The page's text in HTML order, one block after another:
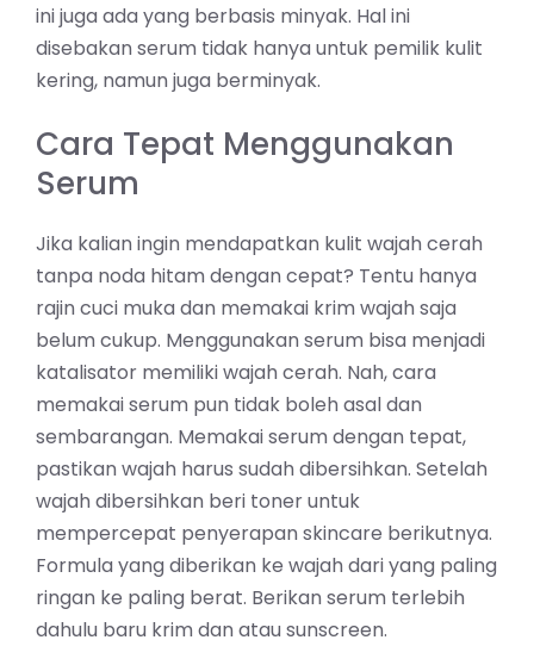
ini juga ada yang berbasis minyak. Hal ini
disebakan serum tidak hanya untuk pemilik kulit
kering, namun juga berminyak.
Cara Tepat Menggunakan
Serum
Jika kalian ingin mendapatkan kulit wajah cerah
tanpa noda hitam dengan cepat? Tentu hanya
rajin cuci muka dan memakai krim wajah saja
belum cukup. Menggunakan serum bisa menjadi
katalisator memiliki wajah cerah. Nah, cara
memakai serum pun tidak boleh asal dan
sembarangan. Memakai serum dengan tepat,
pastikan wajah harus sudah dibersihkan. Setelah
wajah dibersihkan beri toner untuk
mempercepat penyerapan skincare berikutnya.
Formula yang diberikan ke wajah dari yang paling
ringan ke paling berat. Berikan serum terlebih
dahulu baru krim dan atau sunscreen.